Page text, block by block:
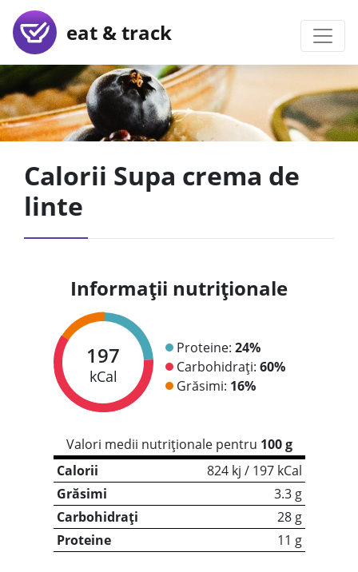
eat & track
Calorii Supa crema de
linte
Informații nutriționale
197
kCal
Proteine: 24%
Carbohidrați: 60%
Grăsimi: 16%
Valori medii nutriționale pentru 100 g
Calorii
824 kj / 197 kCal
Grăsimi
3.3 g
Carbohidrați
28 g
Proteine
11 g